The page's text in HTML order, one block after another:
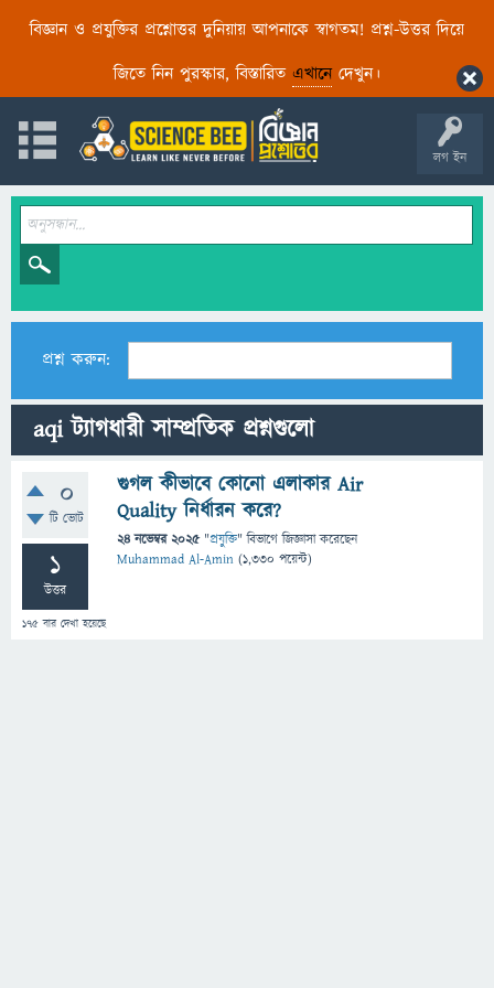
বিজ্ঞান ও প্রযুক্তির প্রশ্নোত্তর দুনিয়ায় আপনাকে স্বাগতম! প্রশ্ন-উত্তর দিয়ে
জিতে নিন পুরস্কার, বিস্তারিত এখানেদেখুন।
লগ ইন
প্রশ্ন করুন:
aqi ট্যাগধারী সাম্প্রতিক প্রশ্নগুলো
0
টি ভোট
1
উত্তর
175 বার দেখা হয়েছে
গুগল কীভাবে কোনো এলাকার Air
Quality নির্ধারন করে?
24 নভেম্বর 2025 "প্রযুক্তি" বিভাগে জিজ্ঞাসাকরেছেন
Muhammad Al-Amin (1,330 পয়েন্ট)